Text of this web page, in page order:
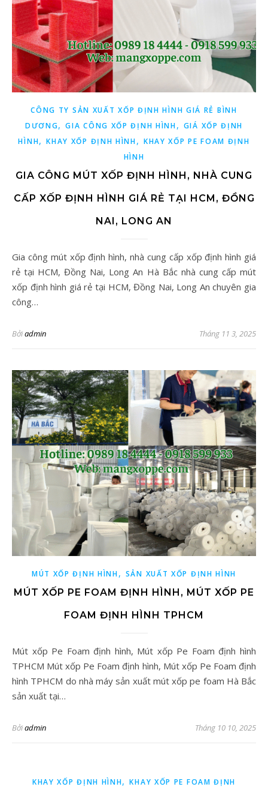
CÔNG TY SẢN XUẤT XỐP ĐỊNH HÌNH GIÁ RẺ BÌNH
DƯƠNG,GIA CÔNG XỐP ĐỊNH HÌNH, GIÁ XỐP ĐỊNH
HÌNH,KHAY XỐP ĐỊNH HÌNH, KHAY XỐP PE FOAM ĐỊNH
HÌNH
GIA CÔNG MÚT XỐP ĐỊNH HÌNH, NHÀ CUNG
CẤP XỐP ĐỊNH HÌNH GIÁ RẺ TẠI HCM, ĐỒNG
NAI, LONG AN
Gia công mút xốp định hình, nhà cung cấp xốp định hình giá
rẻ tại HCM, Đồng Nai, Long An Hà Bắc nhà cung cấp mút
xốp định hình giá rẻ tại HCM, Đồng Nai, Long An chuyên gia
công…
Bởiadmin Tháng 11 3, 2025
MÚT XỐP ĐỊNH HÌNH, SẢN XUẤT XỐP ĐỊNH HÌNH
MÚT XỐP PE FOAM ĐỊNH HÌNH, MÚT XỐP PE
FOAM ĐỊNH HÌNH TPHCM
Mút xốp Pe Foam định hình, Mút xốp Pe Foam định hình
TPHCM Mút xốp Pe Foam định hình, Mút xốp Pe Foam định
hình TPHCM do nhà máy sản xuất mút xốp pe foam Hà Bắc
sản xuất tại…
Bởiadmin Tháng 10 10, 2025
KHAY XỐP ĐỊNH HÌNH,KHAY XỐP PE FOAM ĐỊNH